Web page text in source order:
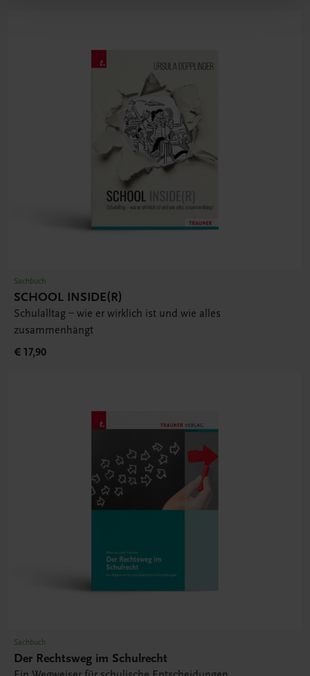
Sachbuch
SCHOOL INSIDE(R)
Schulalltag – wie er wirklich ist und wie alles
zusammenhängt
€ 17,90
Sachbuch
Der Rechtsweg im Schulrecht